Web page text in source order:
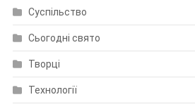
Суспільство
Сьогодні свято
Творці
Технології